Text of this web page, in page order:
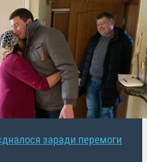
заради перемоги